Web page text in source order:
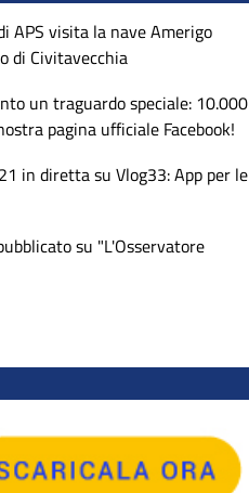
APS visita la nave Amerigo
di Civitavecchia
un traguardo speciale: 10.000
pagina ufficiale Facebook!
in diretta su Vlog33: App per le
su "L'Osservatore